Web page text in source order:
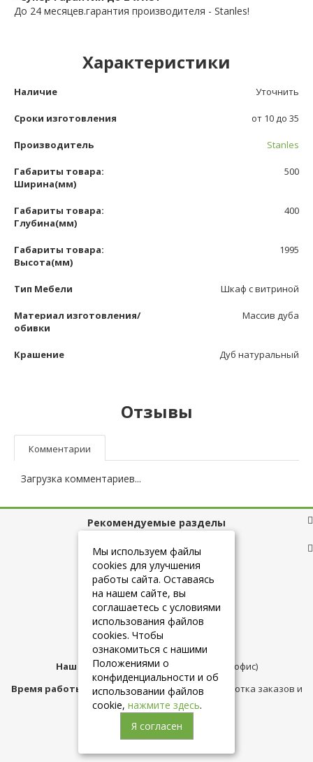
До 24 месяцев.гарантия производителя - Stanles!
Характеристики
Наличие Уточнить
Сроки изготовления от 10 до 35
Производитель Stanles
Габариты товара:
Ширина(мм)
500
Габариты товара:
Глубина(мм)
400
Габариты товара:
Высота(мм)
1995
Тип Мебели Шкаф с витриной
Материал изготовления/
обивки
Массив дуба
Крашение Дуб натуральный
Отзывы
Комментарии
Загрузка комментариев...
Рекомендуемые разделы
Полезные ссылки
+7 (925) 084-10-60
Наш адрес:Москва,ул.Плещеева д.12 (офис)
Время работы магазина:с 10:00 до 21:00 (обработка заказов и
консультация)
Мы используем файлы
cookies для улучшения
работы сайта. Оставаясь
на нашем сайте, вы
соглашаетесь с условиями
использования файлов
cookies. Чтобы
ознакомиться с нашими
Положениями о
конфиденциальности и об
использовании файлов
cookie, нажмите здесь.
Я согласен